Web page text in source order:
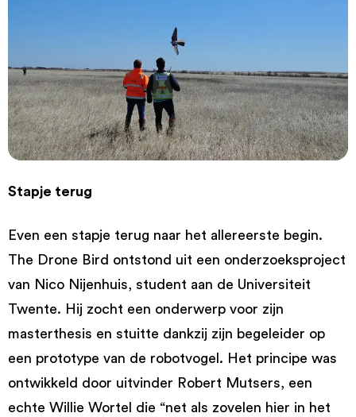
Stapje terug
Even een stapje terug naar het allereerste begin.
The Drone Bird ontstond uit een onderzoeksproject
van Nico Nijenhuis, student aan de Universiteit
Twente. Hij zocht een onderwerp voor zijn
masterthesis en stuitte dankzij zijn begeleider op
een prototype van de robotvogel. Het principe was
ontwikkeld door uitvinder Robert Mutsers, een
echte Willie Wortel die “net als zovelen hier in het